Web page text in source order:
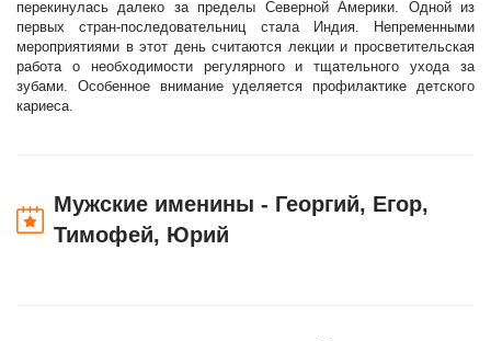
перекинулась далеко за пределы Северной Америки. Одной из
первых стран-последовательниц стала Индия. Непременными
мероприятиями в этот день считаются лекции и просветительская
работа о необходимости регулярного и тщательного ухода за
зубами. Особенное внимание уделяется профилактике детского
кариеса.
Мужские именины - Георгий, Егор,
Тимофей, Юрий